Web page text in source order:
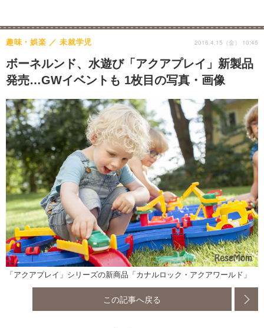
ボーネルンド、水遊び「アクアプレイ」新製品
発売…GWイベントも 1枚目の写真・画像
趣味・娯楽 未就学児 2016.4.15（金） 10:45
「アクアプレイ」シリーズの新商品「カナルロック・アクアワールド」
この記事へ戻る